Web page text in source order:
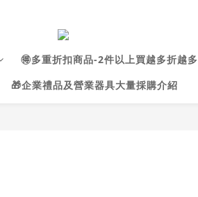
🉐多重折扣商品-2件以上買越多折越多
🎁企業禮品及營業器具大量採購介紹